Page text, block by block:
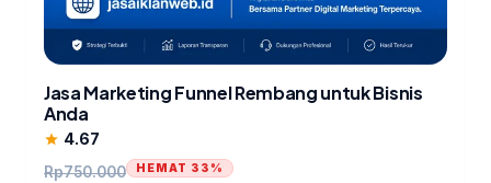
Jasa Marketing Funnel Rembang untuk Bisnis
Anda
star 4.67
Rp750.000 HEMAT 33%